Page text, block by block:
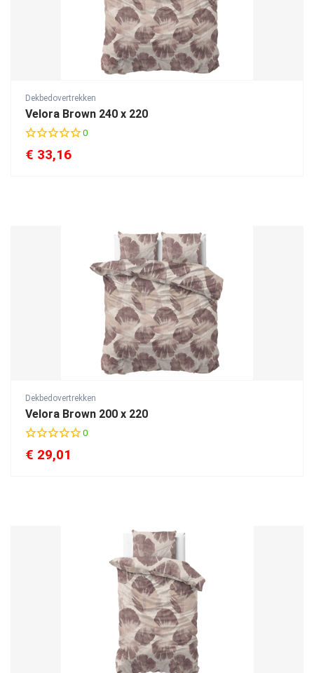
Dekbedovertrekken
Velora Brown 240 x 220
0
€ 33,16
Dekbedovertrekken
Velora Brown 200 x 220
0
€ 29,01